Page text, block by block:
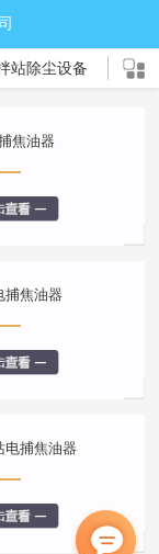
站除尘设备
蓄热式燃烧炉
焦油器
捕焦油器
电捕焦油器